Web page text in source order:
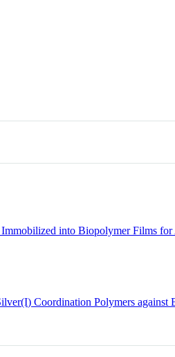
into Biopolymer Films
Coordination Polymers against